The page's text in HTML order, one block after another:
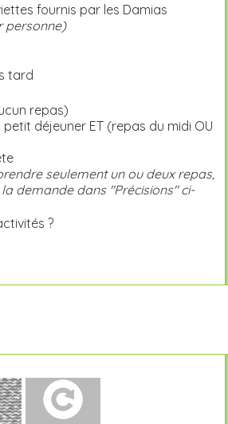
fournis par les Damias
personne)
tard
repas)
petit déjeuner ET (repas du midi OU
seulement un ou deux repas,
demande dans "Précisions" ci-
?